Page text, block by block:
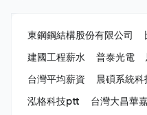
東鋼鋼結構股份有限公司
建國工程薪水
普泰光電
台灣平均薪資
晨碩系統
泓格科技ptt
台灣大昌華